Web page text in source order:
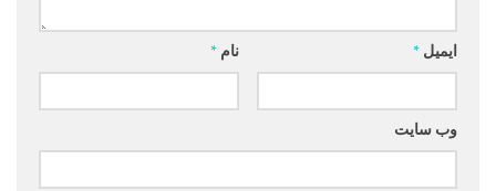
نام * ایمیل *
وب‌ سایت